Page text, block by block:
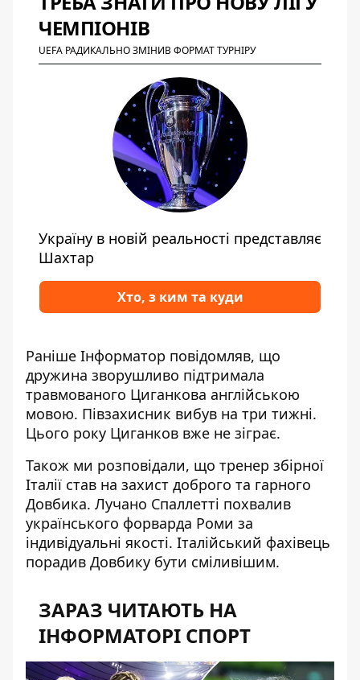
ЧЕМПІОНІВ
UEFA РАДИКАЛЬНО ЗМІНИВ ФОРМАТ ТУРНІРУ
Україну в новій реальності представляє
Шахтар
Хто, з ким та куди
Раніше Інформатор повідомляв, що
дружина зворушливо підтримала
травмованого Циганкова англійською
мовою. Півзахисник вибув на три тижні.
Цього року Циганков вже не зіграє.
Також ми розповідали, що тренер збірної
Італії став на захист доброго та гарного
Довбика. Лучано Спаллетті похвалив
українського форварда Роми за
індивідуальні якості. Італійський фахівець
порадив Довбику бути сміливішим.
ЗАРАЗ ЧИТАЮТЬ НА
ІНФОРМАТОРІ СПОРТ